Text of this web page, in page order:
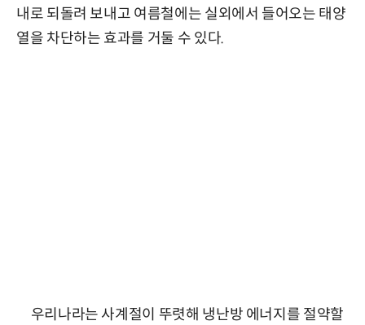
내로 되돌려 보내고 여름철에는 실외에서 들어오는 태양
열을 차단하는 효과를 거둘 수 있다.
우리나라는 사계절이 뚜렷해 냉난방 에너지를 절약할